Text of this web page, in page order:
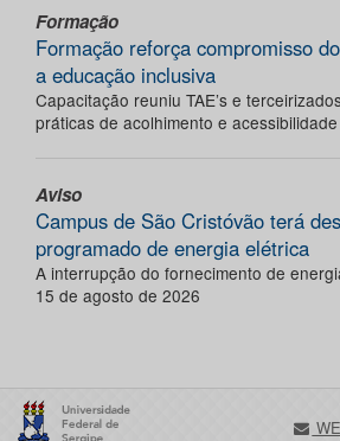
Formação
Formação reforça compromisso
a educação inclusiva
Capacitação reuniu TAE’s e
práticas de acolhimento e acessibilidade
Aviso
Campus de São Cristóvão terá
programado de energia elétrica
A interrupção do fornecimento de
15 de agosto de 2026